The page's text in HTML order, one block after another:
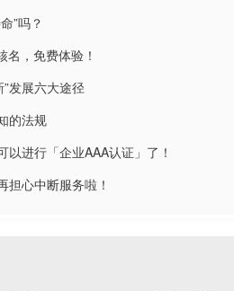
”吗？
名，免费体验！
发展六大途径
的法规
以进行「企业AAA认证」了！
担心中断服务啦！